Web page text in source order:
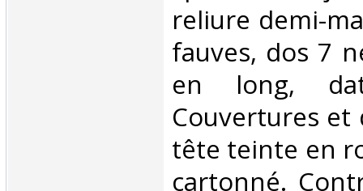
reliure demi-
fauves, dos 7
en long,
Couvertures et
tête teinte en
cartonné.